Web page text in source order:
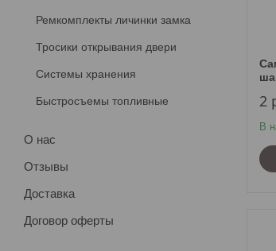
Ремкомплекты личинки замка
Тросики открывания двери
Системы хранения
Быстросъемы топливные
О нас
Отзывы
Доставка
Договор оферты
2
В